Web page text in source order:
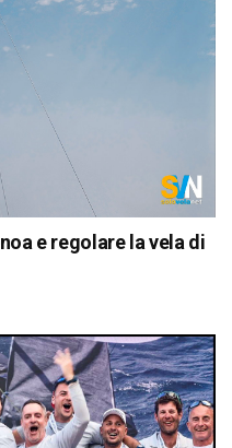
e regolare la vela di